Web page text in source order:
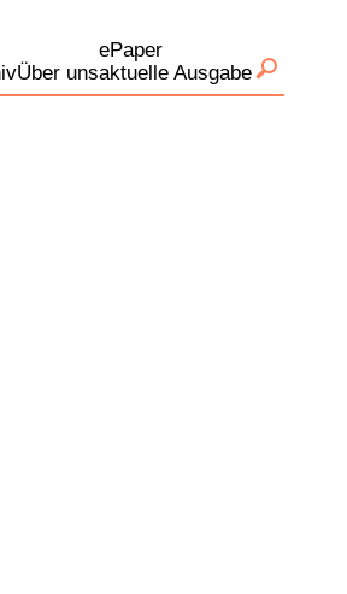
Über uns
ePaper
aktuelle Ausgabe